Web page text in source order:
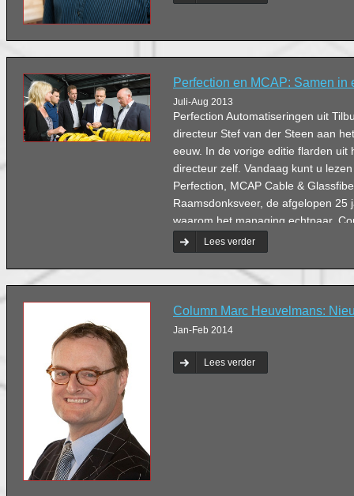
Perfection en MCAP: Samen in
Juli-Aug 2013
Perfection Automatiseringen uit
directeur Stef van der Steen aan
eeuw. In de vorige editie flarden uit
directeur zelf. Vandaag kunt u
Perfection, MCAP Cable &
Raamsdonksveer, de afgelopen 25
waarom het managing echtpaar,
Aperloo, nog steeds klant is.
Lees verder
Column Marc Heuvelmans:
Jan-Feb 2014
Lees verder